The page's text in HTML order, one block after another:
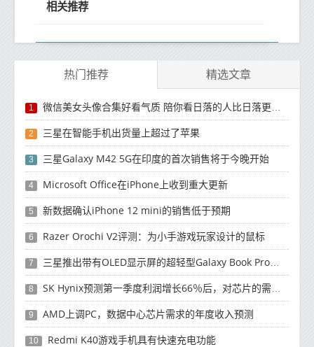
相关推荐
热门推荐 精选文章
1 微信美女头像合集好看气质 陪你看日落的人比日落更浪漫
2 三星在智能手机出货量上超过了苹果
3 三星Galaxy M42 5G在印度的首次销售将于今晚开始
4 Microsoft Office在iPhone上收到重大更新
5 新数据确认iPhone 12 mini的销售低于预期
6 Razer Orochi V2评测：为小手游戏玩家设计的鼠标
7 三星推出带有OLED显示屏的超轻型Galaxy Book Pro和Galaxy Book Pro 360笔记本电脑
8 SK Hynix预测第一季度利润增长66％后，对芯片的需求将增强
9 AMD上调PC，数据中心芯片需求的年度收入预测
10 Redmi K40游戏手机具有快速充电功能